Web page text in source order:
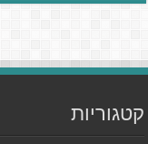
קטגוריות